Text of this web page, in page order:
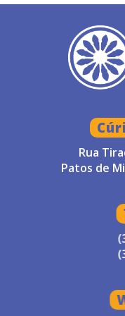
Rua
Patos de